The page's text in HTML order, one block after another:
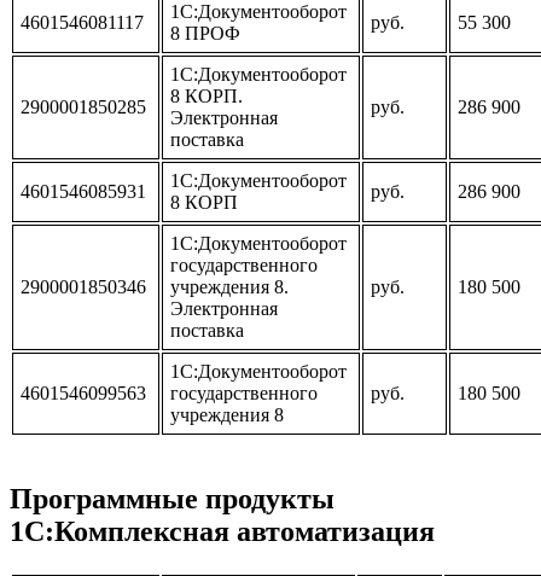
4601546081117
1С:Документооборот
8 ПРОФ
руб. 55 300
2900001850285
1С:Документооборот
8 КОРП.
Электронная
поставка
руб. 286 900
4601546085931
1С:Документооборот
8 КОРП
руб. 286 900
2900001850346
1С:Документооборот
государственного
учреждения 8.
Электронная
поставка
руб. 180 500
4601546099563
1С:Документооборот
государственного
учреждения 8
руб. 180 500
Программные продукты
1С:Комплексная автоматизация